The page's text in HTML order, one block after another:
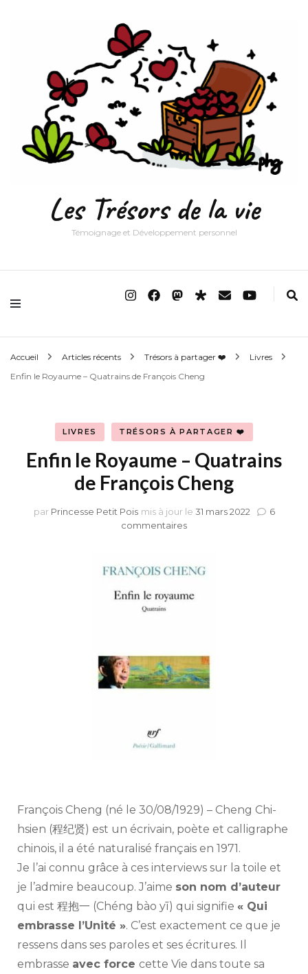
Les Trésors de la vie
Témoignage et Développement personnel
Accueil Articles récents Trésors à partager ❤️
Livres
Enfin le Royaume – Quatrains de François Cheng
LIVRES TRÉSORS À PARTAGER ❤️
Enfin le Royaume – Quatrains
de François Cheng
par Princesse Petit Pois mis à jour le 31 mars 2022
6
commentairessur
Royaume
–
Quatrains
François Cheng (né le 30/08/1929) – Cheng Chi-
hsien (程纪贤) est un écrivain, poète et calligraphe
chinois, il a été naturalisé français en 1971.
Je l’ai connu grâce à ces interviews sur la toile et
je l’admire beaucoup. J’aime son nom d’auteur
qui est 程抱一 (Chéng bào yī) qui signifie « Qui
embrasse l’Unité ». C’est exactement ce que je
ressens dans ses paroles et ses écritures. Il
embrasse avec force cette Vie dans toute sa